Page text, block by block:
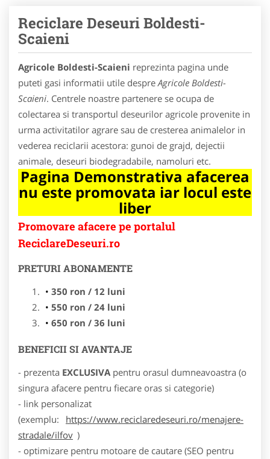
Reciclare Deseuri Boldesti-
Scaieni
Agricole Boldesti-Scaieni reprezinta pagina unde
puteti gasi informatii utile despre Agricole Boldesti-
Scaieni. Centrele noastre partenere se ocupa de
colectarea si transportul deseurilor agricole provenite in
urma activitatilor agrare sau de cresterea animalelor in
vederea reciclarii acestora: gunoi de grajd, dejectii
animale, deseuri biodegradabile, namoluri etc.
Pagina Demonstrativa afacerea
nu este promovata iar locul este
liber
Promovare afacere pe portalul
ReciclareDeseuri.ro
PRETURI ABONAMENTE
350 ron / 12 luni
550 ron / 24 luni
650 ron / 36 luni
BENEFICII SI AVANTAJE
- prezenta EXCLUSIVA pentru orasul dumneavoastra (o
singura afacere pentru fiecare oras si categorie)
- link personalizat
(exemplu:
https://www.reciclaredeseuri.ro/menajere-
stradale/ilfov )
- optimizare pentru motoare de cautare (SEO pentru